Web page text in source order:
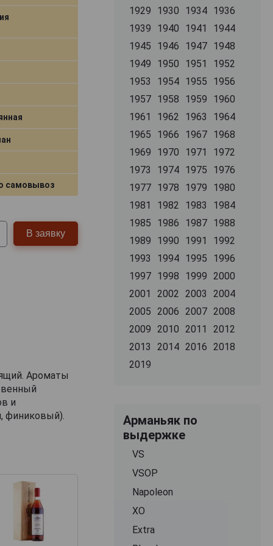
самовывоз
В заявку
Ароматы
и
финиковый).
1929
1930 1934 1936
1939
1940 1941
1944
1945
1946 1947 1948
1949
1950 1951
1952
1953
1954 1955
1956
1957 1958 1959
1960
1961
1962 1963
1964
1965
1966 1967 1968
1969
1970 1971
1972
1973
1974 1975
1976
1977 1978 1979
1980
1981
1982 1983
1984
1985
1986 1987 1988
1989
1990 1991
1992
1993
1994 1995
1996
1997 1998 1999
2000
2001
2002 2003
2004
2005
2006 2007 2008
2009
2010 2011
2012
2013
2014 2016
2018
2019
Арманьяк по
выдержке
VS
VSOP
Napoleon
XO
Extra